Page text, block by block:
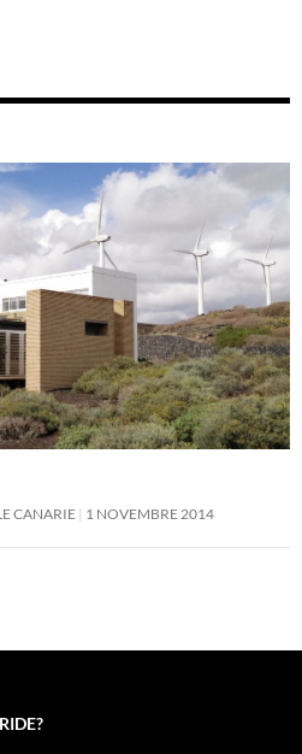
CANARIE 1 NOVEMBRE 2014